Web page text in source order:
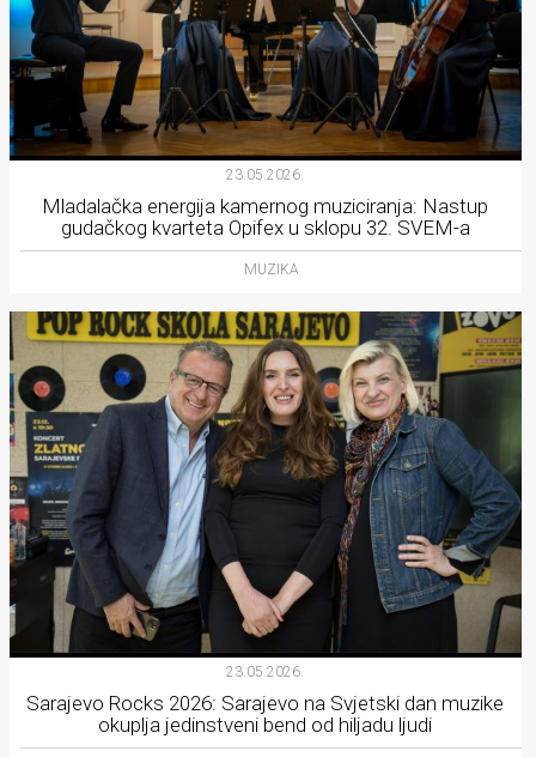
23.05.2026.
Mladalačka energija kamernog muziciranja: Nastup
gudačkog kvarteta Opifex u sklopu 32. SVEM-a
MUZIKA
23.05.2026.
Sarajevo Rocks 2026: Sarajevo na Svjetski dan muzike
okuplja jedinstveni bend od hiljadu ljudi